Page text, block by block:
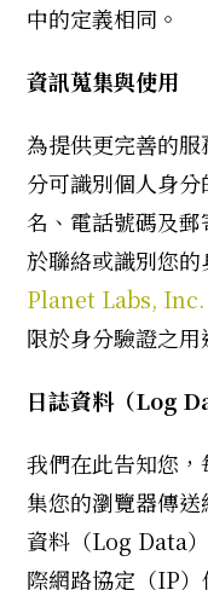
中的定義相同。
資訊蒐集與使用
為提供更完善的
分可識別個人身
名、電話號碼及
於聯絡或識別您
Planet Labs, Inc.
限於身分驗證之用
日誌資料（Log
我們在此告知您
集您的瀏覽器傳
資料（Log Data
際網路協定（IP